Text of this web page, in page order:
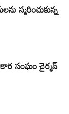
స్మరించుకున్న
సంఘం చైర్మన్